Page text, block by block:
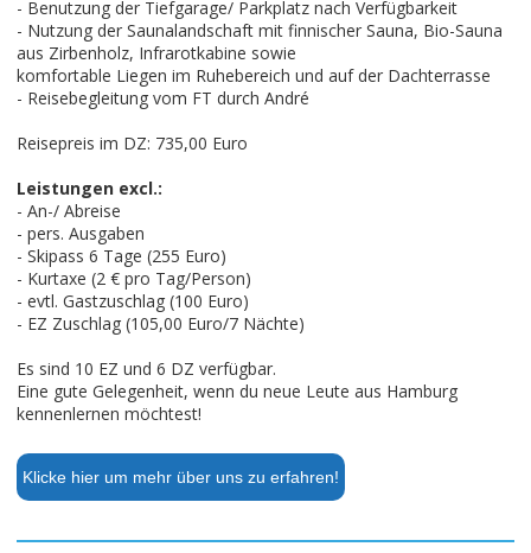
- Benutzung der Tiefgarage/ Parkplatz nach Verfügbarkeit
- Nutzung der Saunalandschaft mit finnischer Sauna, Bio-Sauna
aus Zirbenholz, Infrarotkabine sowie
komfortable Liegen im Ruhebereich und auf der Dachterrasse
- Reisebegleitung vom FT durch André
Reisepreis im DZ: 735,00 Euro
Leistungen excl.:
- An-/ Abreise
- pers. Ausgaben
- Skipass 6 Tage (255 Euro)
- Kurtaxe (2 € pro Tag/Person)
- evtl. Gastzuschlag (100 Euro)
- EZ Zuschlag (105,00 Euro/7 Nächte)
Es sind 10 EZ und 6 DZ verfügbar.
Eine gute Gelegenheit, wenn du neue Leute aus Hamburg
kennenlernen möchtest!
Klicke hier um mehr über uns zu erfahren!